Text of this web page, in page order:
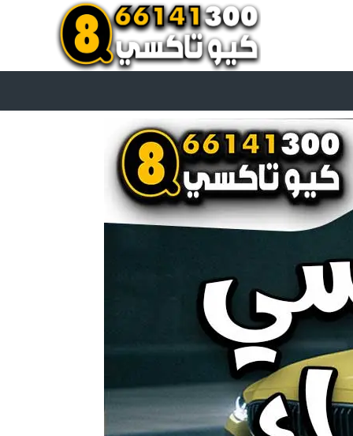
اتصل بنا